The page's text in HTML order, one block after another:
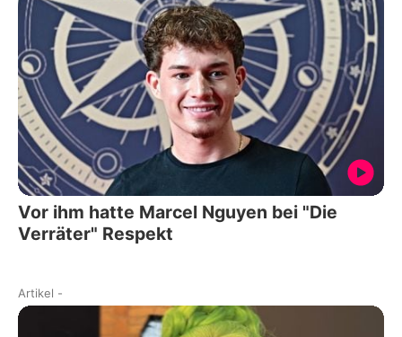
Vor ihm hatte Marcel Nguyen bei "Die
Verräter" Respekt
Artikel -